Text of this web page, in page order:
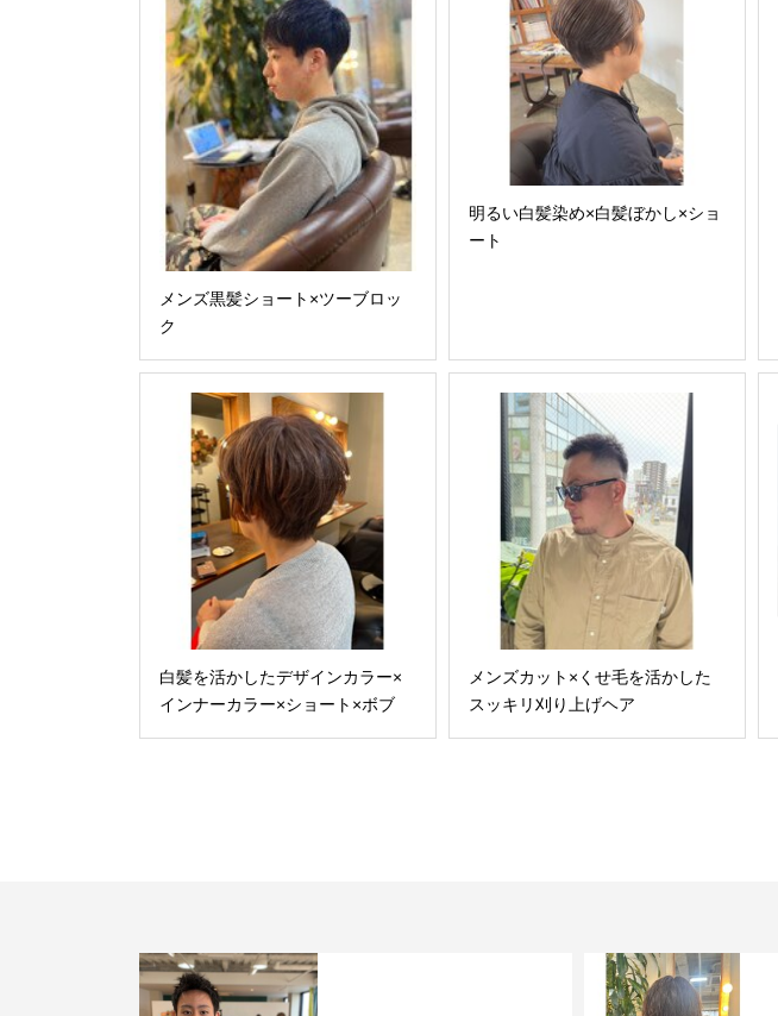
メンズ黒髪ショート×ツーブロッ
ク
明るい白髪染め×白髪ぼかし×ショ
ート
白髪を活かしたデザインカラー×
インナーカラー×ショート×ボブ
メンズカット×くせ毛を活かした
スッキリ刈り上げヘア